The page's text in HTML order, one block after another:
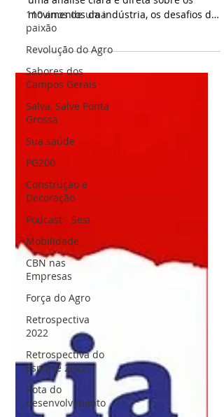
110 anos de uma
paixão
Revolução do Agro
Sabores dos
Campos Gerais
Salva, Salve Ponta
Grossa
Sua saúde
PG200
Construção e
Decoração
Podcast - Sesi
Mobilidade
CBN nas
Empresas
Força do Agro
Retrospectiva
2022
Retrospectiva do
Esporte 2022
Rota do
desenvolvimento
No CBN Indústria, Priscilla Garbelini traz
uma análise clara e direta sobre os
movimentos da indústria, os desafios do
setor produtivo e os impactos da
economia no dia a dia das empresas.
Um espaço para entender tendências,
números e decisões que ajudam a
explicar os rumos da indústria regional
foco em informação de qualidade.